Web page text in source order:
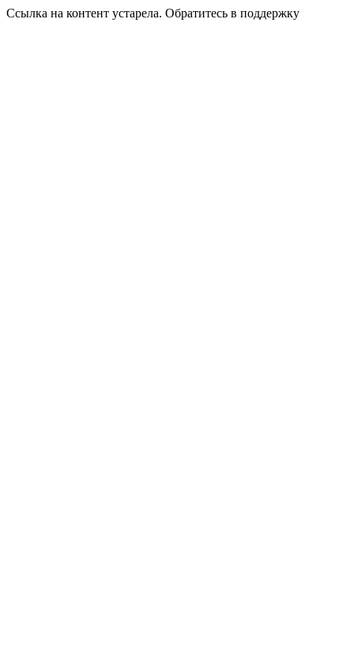
Ссылка на контент устарела. Обратитесь в поддержку